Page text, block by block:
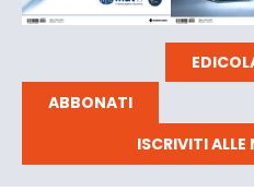
ABBONATI
ISCRIVITI ALLE